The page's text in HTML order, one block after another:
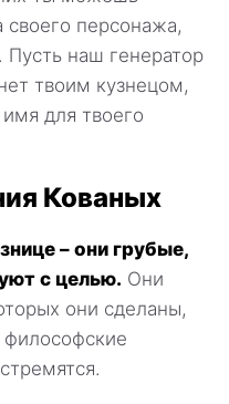
своего персонажа,
Пусть наш генератор
твоим кузнецом,
для твоего
Кованых
– они грубые,
с целью. Они
они сделаны,